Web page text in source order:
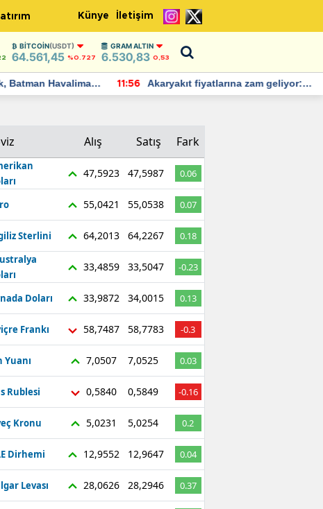
Künye İletişim
BITCOIN(USDT)
64.561,45 %0.727
GRAM ALTIN
6.530,83 0,53
Batman Havalimanı
açıklamalarda
11:56
Akaryakıt fiyatlarına zam geliyor:
Yeni tarih açıklandı
Alış Satış Fark
47,5923 47,5987 0.06
55,0421 55,0538 0.07
Sterlini 64,2013 64,2267
0.18
33,4859 33,5047 -0.23
Doları 33,9872 34,0015 0.13
Frankı 58,7487 58,7783 -0.3
Yuanı 7,0507 7,0525 0.03
Rublesi 0,5840 0,5849 -0.16
Kronu 5,0231 5,0254 0.2
Dirhemi 12,9552 12,9647 0.04
Levası 28,0626 28,2946 0.37